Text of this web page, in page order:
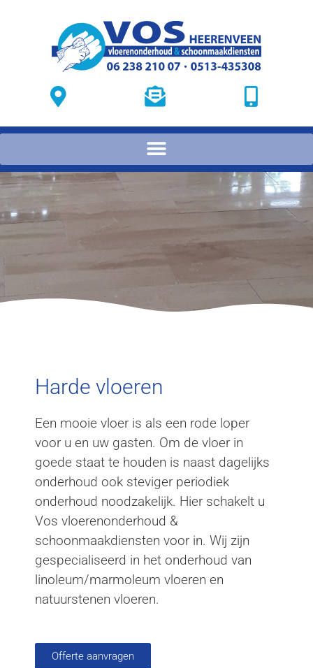
Harde vloeren
Een mooie vloer is als een rode loper
voor u en uw gasten. Om de vloer in
goede staat te houden is naast dagelijks
onderhoud ook steviger periodiek
onderhoud noodzakelijk. Hier schakelt u
Vos vloerenonderhoud &
schoonmaakdiensten voor in. Wij zijn
gespecialiseerd in het onderhoud van
linoleum/marmoleum vloeren en
natuurstenen vloeren.
Offerte aanvragen